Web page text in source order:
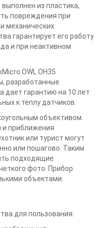
из пластика,
повреждения при
механических
гарантирует его работу
и при неактивном
OWL OH35
разработанные
дает гарантию на 10 лет
к теплу датчиков.
объективом.
приближения
или турист могут
или пошагово. Таким
подходящие
фото. Прибор
объектами.
для пользования: